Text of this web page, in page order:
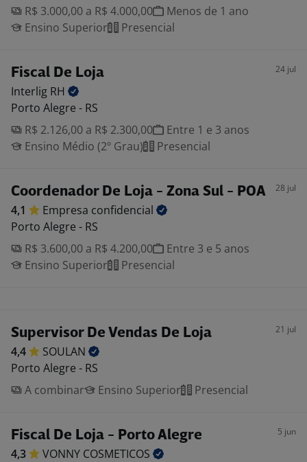
R$ 3.000,00 a R$ 4.000,00
Menos de 1 ano
Ensino Superior
Presencial
Fiscal De Loja 24 jul
Interlig RH
Porto Alegre - RS
R$ 2.126,00 a R$ 2.300,00
Entre 1 e 3 anos
Ensino Médio (2º Grau)
Presencial
Coordenador De Loja - Zona Sul - POA 28 jul
4,1 Empresa confidencial
Porto Alegre - RS
R$ 3.600,00 a R$ 4.200,00
Entre 3 e 5 anos
Ensino Superior
Presencial
Supervisor De Vendas De Loja 21 jul
4,4
SOULAN
Porto Alegre - RS
A combinar
Ensino Superior Presencial
Fiscal De Loja - Porto Alegre 5 jun
4,3 VONNY COSMETICOS